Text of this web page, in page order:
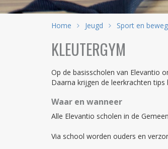
Home Jeugd Sport en
KLEUTERGYM
Op de basisscholen van Elevantio
Daarna krijgen de leerkrachten
Waar en wanneer
Alle Elevantio scholen in de
Via school worden ouders en